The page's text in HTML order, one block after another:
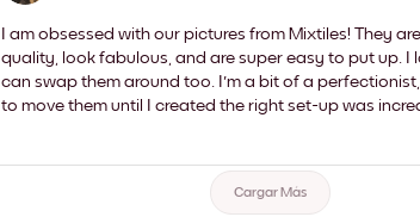
I am obsessed with our pictures from Mixtiles! They
quality, look fabulous, and are super easy to put up. I
can swap them around too. I'm a bit of a
to move them until I created the right set-up was
Cargar Más